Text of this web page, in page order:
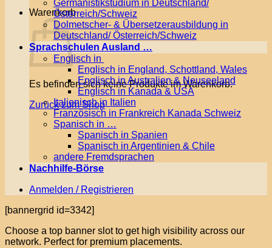
Warenkorb
Es befinden sich keine Produkte im Warenkorb.
Zurück zum Shop
Germanistikstudium in Deutschland/
Österreich/Schweiz
Dolmetscher- & Übersetzerausbildung in
Deutschland/ Österreich/Schweiz
Sprachschulen Ausland …
Englisch in
Englisch in England, Schottland, Wales
Englisch in Australien & Neuseeland
Englisch in Kanada & USA
Italienisch in Italien
Französisch in Frankreich Kanada Schweiz
Spanisch in …
Spanisch in Spanien
Spanisch in Argentinien & Chile
andere Fremdsprachen
Nachhilfe-Börse
Anmelden / Registrieren
[bannergrid id=3342]
Choose a top banner slot to get high visibility across our
network. Perfect for premium placements.